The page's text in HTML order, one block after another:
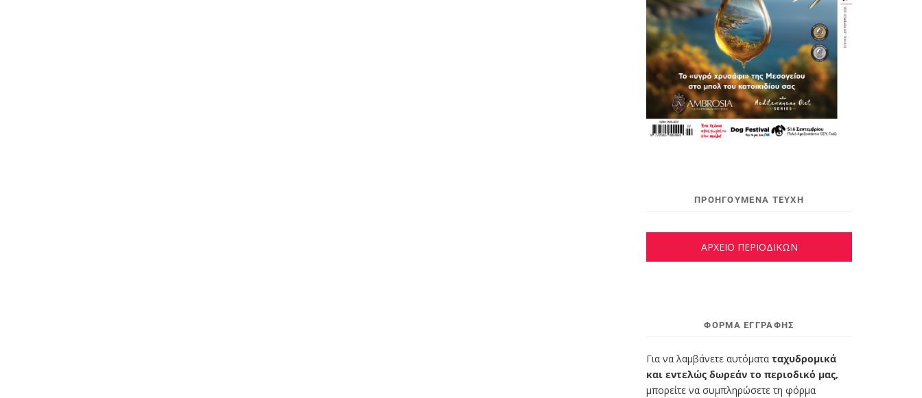
ΠΡΟΗΓΟΥΜΕΝΑ ΤΕΥΧΗ
ΑΡΧΕΙΟ ΠΕΡΙΟΔΙΚΩΝ
ΦΌΡΜΑ ΕΓΓΡΑΦΉΣ
Για να λαμβάνετε αυτόματα ταχυδρομικά
και εντελώς δωρεάν το περιοδικό μας,
μπορείτε να συμπληρώσετε τη φόρμα